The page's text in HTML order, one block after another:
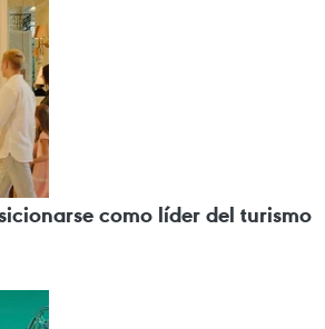
como líder del turismo